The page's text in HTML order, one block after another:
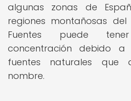
algunas zonas de
regiones montañosas
Fuentes puede
concentración debido
fuentes naturales que
nombre.